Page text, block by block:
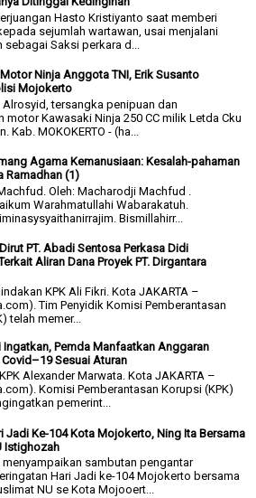
Hasto Kristiyanto saat memberi
sejumlah wartawan, usai menjalani
Saksi perkara d...
Ninja Anggota TNI, Erik Susanto
Mojokerto
Alrosyid, tersangka penipuan dan
motor Kawasaki Ninja 250 CC milik Letda Cku
Kab. MOKOKERTO - (ha...
Agama Kemanusiaan: Kesalah-pahaman
Ramadhan (1)
Oleh: Macharodji Machfud .
Warahmatullahi Wabarakatuh.
Bismillahirr...
PT. Abadi Sentosa Perkasa Didi
Aliran Dana Proyek PT. Dirgantara
KPK Ali Fikri. Kota JAKARTA –
Tim Penyidik Komisi Pemberantasan
telah memer...
Ingatkan, Pemda Manfaatkan Anggaran
Sesuai Aturan
Alexander Marwata. Kota JAKARTA –
Komisi Pemberantasan Korupsi (KPK)
pemerint...
Jadi Ke-104 Kota Mojokerto, Ning Ita Bersama
Istighozah
menyampaikan sambutan pengantar
Hari Jadi ke-104 Mojokerto bersama
NU se Kota Mojooert...